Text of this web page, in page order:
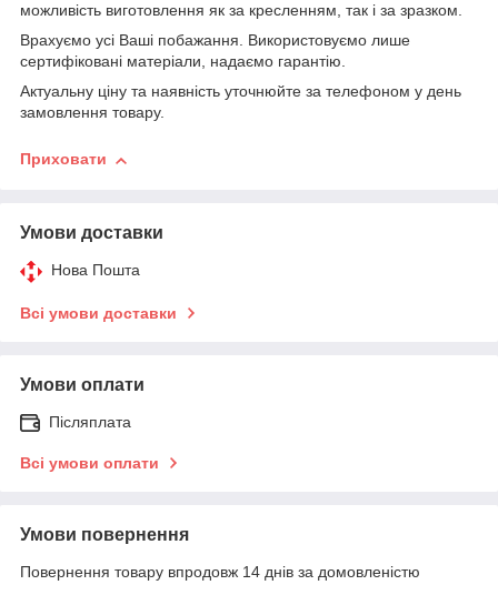
можливість виготовлення як за кресленням, так і за зразком.
Врахуємо усі Ваші побажання. Використовуємо лише
сертифіковані матеріали, надаємо гарантію.
Актуальну ціну та наявність уточнюйте за телефоном у день
замовлення товару.
Приховати
Умови доставки
Нова Пошта
Всі умови доставки
Умови оплати
Післяплата
Всі умови оплати
Умови повернення
Повернення товару впродовж 14 днів за домовленістю